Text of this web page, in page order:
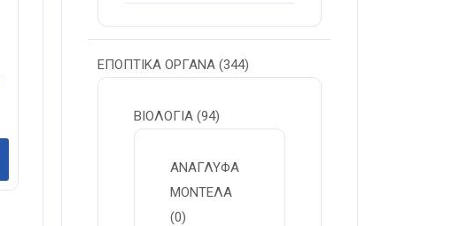
ΕΠΟΠΤΙΚΑ ΟΡΓΑΝΑ (344)
ΒΙΟΛΟΓΙΑ (94)
ΑΝΑΓΛΥΦΑ
ΜΟΝΤΕΛΑ
(0)